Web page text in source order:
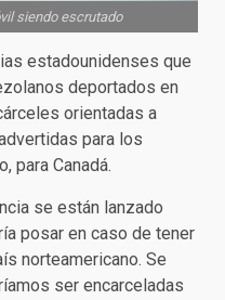
siendo escrutado
estadounidenses que
deportados en
orientadas a
para los
para Canadá.
se están lanzado
posar en caso de tener
norteamericano. Se
ser encarceladas